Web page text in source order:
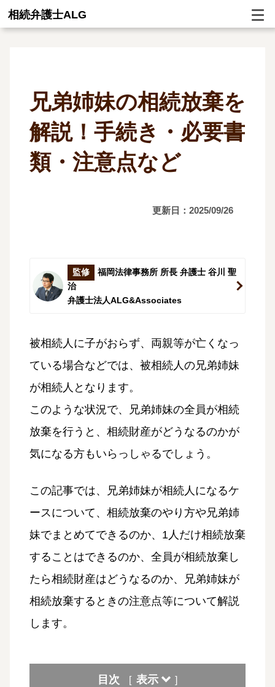
相続弁護士ALG
兄弟姉妹の相続放棄を
解説！手続き・必要書
類・注意点など
更新日：2025/09/26
監修
福岡法律事務所 所長 弁護士 谷川 聖
治
弁護士法人ALG&Associates
被相続人に子がおらず、両親等が亡くなっ
ている場合などでは、被相続人の兄弟姉妹
が相続人となります。
このような状況で、兄弟姉妹の全員が相続
放棄を行うと、相続財産がどうなるのかが
気になる方もいらっしゃるでしょう。
この記事では、兄弟姉妹が相続人になるケ
ースについて、相続放棄のやり方や兄弟姉
妹でまとめてできるのか、1人だけ相続放棄
することはできるのか、全員が相続放棄し
たら相続財産はどうなるのか、兄弟姉妹が
相続放棄するときの注意点等について解説
します。
目次 [ 表示 ]